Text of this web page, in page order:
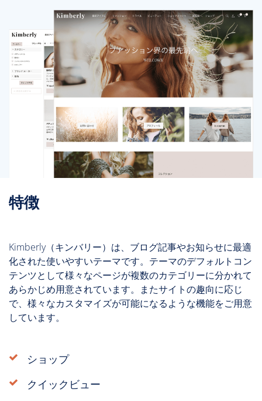
特徴
Kimberly（キンバリー）は、ブログ記事やお知らせに最適
化された使いやすいテーマです。テーマのデフォルトコン
テンツとして様々なページが複数のカテゴリーに分かれて
あらかじめ用意されています。またサイトの趣向に応じ
で、様々なカスタマイズが可能になるような機能をご用意
しています。
ショップ
クイックビュー